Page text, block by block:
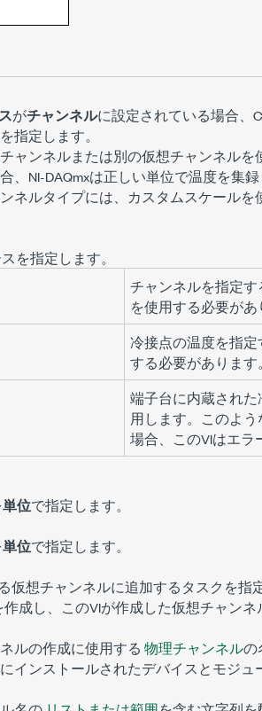
がチャンネルに設定されている場合、
指定します。
ャンネルまたは別の仮想チャンネルを
、NI-DAQmxは正しい単位で温度を集
ネルタイプには、カスタムスケール
を指定します。
チャンネルを指定す
を使用する必要があ
冷接点の温度を指定
する必要があります。
端子台に内蔵され
用します。このよ
場合、このVIはエラ
単位で指定します。
単位で指定します。
仮想チャンネルに追加するタスクを指
成し、このVIが作成した仮想チャンネ
ルの作成に使用する 物理チャンネルの
インストールされたデバイスとモジ